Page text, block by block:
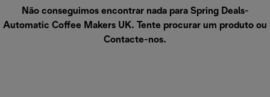
Não conseguimos encontrar nada para Spring Deals-
Automatic Coffee Makers UK. Tente procurar um produto ou
Contacte-nos.